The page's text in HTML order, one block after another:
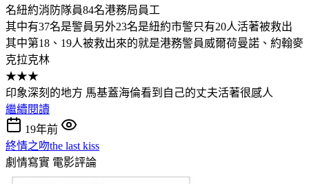
名紐約消防隊員84名港務局員工
其中有37名是警員另外23名是紐約市警只有20人活著被救出
其中第18、19人被救出來的就是港務警員威爾荷曼諾、約翰麥
克拉克林
★★★
印象深刻的地方 馬基蓋海倫看到自己的丈夫活著很感人
繼續閱讀
19年前
終情之吻the last kiss
劇情寫實 電影評論